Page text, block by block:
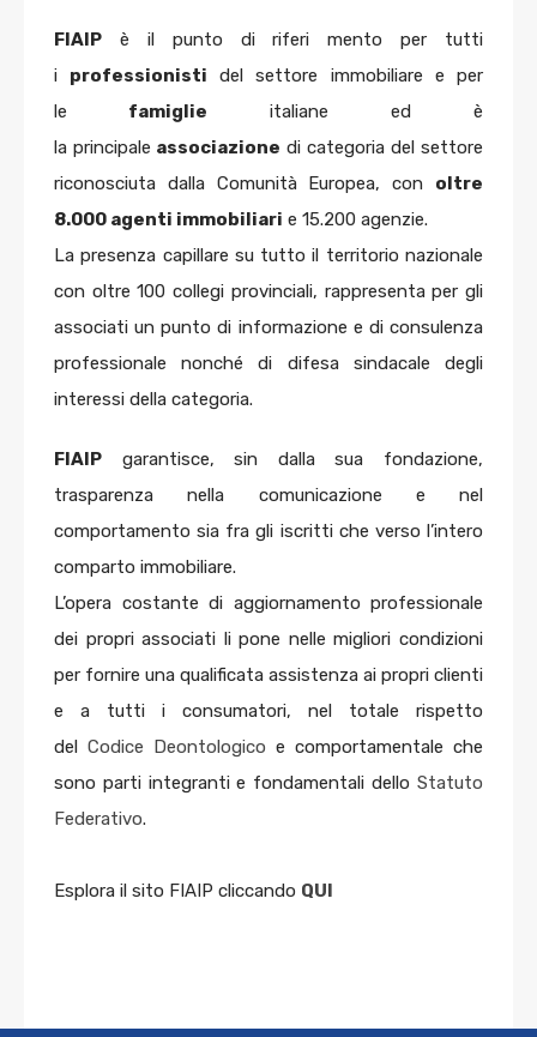
FIAIP è il punto di riferi mento per tutti
i professionisti del settore immobiliare e per
le famiglie italiane ed è
la principale associazione di categoria del settore
riconosciuta dalla Comunità Europea, con oltre
8.000 agenti immobiliari e 15.200 agenzie.
La presenza capillare su tutto il territorio nazionale
con oltre 100 collegi provinciali, rappresenta per gli
associati un punto di informazione e di consulenza
professionale nonché di difesa sindacale degli
interessi della categoria.
FIAIP garantisce, sin dalla sua fondazione,
trasparenza nella comunicazione e nel
comportamento sia fra gli iscritti che verso l’intero
comparto immobiliare.
L’opera costante di aggiornamento professionale
dei propri associati li pone nelle migliori condizioni
per fornire una qualificata assistenza ai propri clienti
e a tutti i consumatori, nel totale rispetto
del Codice Deontologico e comportamentale che
sono parti integranti e fondamentali dello Statuto
Federativo.
Esplora il sito FIAIP cliccando QUI